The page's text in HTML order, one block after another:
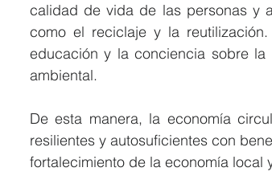
calidad de vida de las personas y
como el reciclaje y la
educación y la conciencia sobre
ambiental.
De esta manera, la economía
resilientes y autosuficientes con
fortalecimiento de la economía local